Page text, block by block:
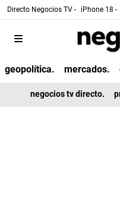
Directo Negocios TV - iPhone 18 -
geopolítica. mercados.
negocios tv directo.